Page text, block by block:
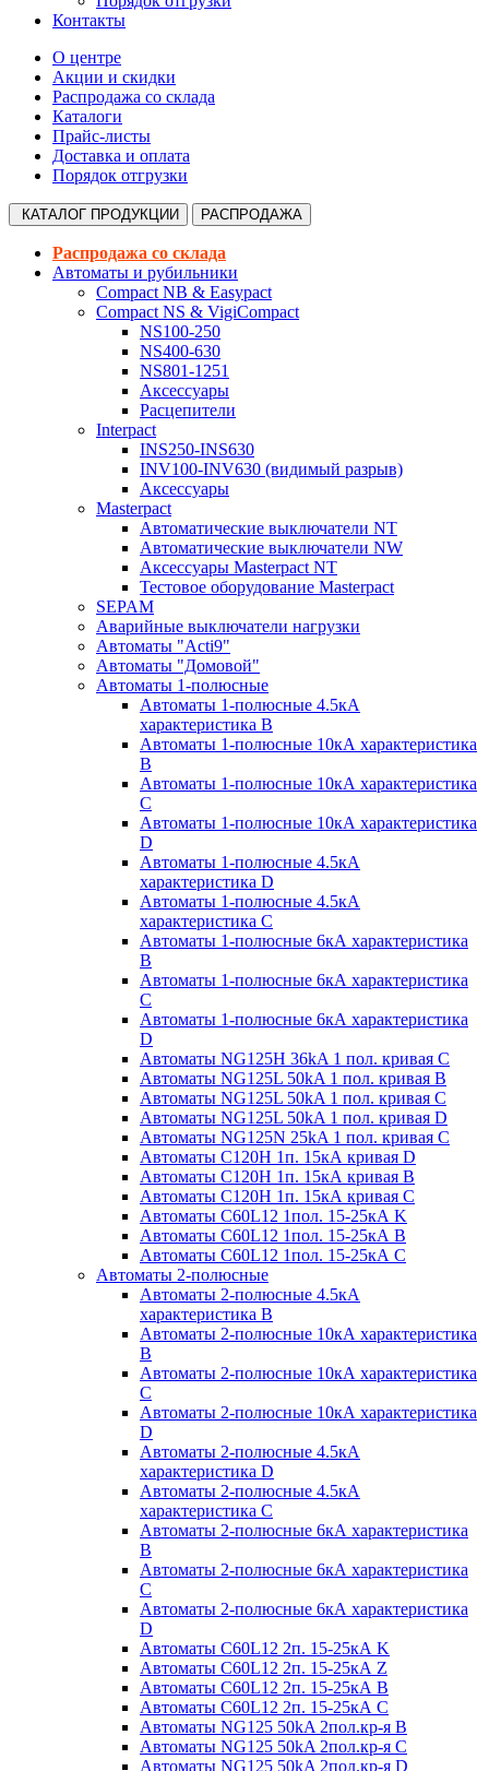
Контакты
О центре
Акции и скидки
Распродажа со склада
Каталоги
Прайс-листы
Доставка и оплата
Порядок отгрузки
КАТАЛОГ ПРОДУКЦИИ РАСПРОДАЖА
Распродажа со склада
Автоматы и рубильники
Compact NB & Easypact
Compact NS & VigiCompact
NS100-250
NS400-630
NS801-1251
Аксессуары
Расцепители
Interpact
INS250-INS630
INV100-INV630 (видимый разрыв)
Аксессуары
Masterpact
Автоматические выключатели NT
Автоматические выключатели NW
Аксессуары Masterpact NT
Тестовое оборудование Masterpact
SEPAM
Аварийные выключатели нагрузки
Автоматы "Acti9"
Автоматы "Домовой"
Автоматы 1-полюсные
Автоматы 1-полюсные 4.5кА
характеристика В
Автоматы 1-полюсные 10кА характеристика
B
Автоматы 1-полюсные 10кА характеристика
C
Автоматы 1-полюсные 10кА характеристика
D
Автоматы 1-полюсные 4.5кА
характеристика D
Автоматы 1-полюсные 4.5кА
характеристика С
Автоматы 1-полюсные 6кА характеристика
B
Автоматы 1-полюсные 6кА характеристика
C
Автоматы 1-полюсные 6кА характеристика
D
Автоматы NG125H 36kA 1 пол. кривая C
Автоматы NG125L 50kA 1 пол. кривая B
Автоматы NG125L 50kA 1 пол. кривая C
Автоматы NG125L 50kA 1 пол. кривая D
Автоматы NG125N 25kA 1 пол. кривая C
Автоматы С120H 1п. 15кА кривая D
Автоматы С120H 1п. 15кА кривая В
Автоматы С120H 1п. 15кА кривая С
Автоматы С60L12 1пол. 15-25кА K
Автоматы С60L12 1пол. 15-25кА В
Автоматы С60L12 1пол. 15-25кА С
Автоматы 2-полюсные
Автоматы 2-полюсные 4.5кА
характеристика В
Автоматы 2-полюсные 10кА характеристика
B
Автоматы 2-полюсные 10кА характеристика
C
Автоматы 2-полюсные 10кА характеристика
D
Автоматы 2-полюсные 4.5кА
характеристика D
Автоматы 2-полюсные 4.5кА
характеристика С
Автоматы 2-полюсные 6кА характеристика
B
Автоматы 2-полюсные 6кА характеристика
C
Автоматы 2-полюсные 6кА характеристика
D
Автоматы C60L12 2п. 15-25кА K
Автоматы C60L12 2п. 15-25кА Z
Автоматы C60L12 2п. 15-25кА B
Автоматы C60L12 2п. 15-25кА C
Автоматы NG125 50kA 2пол.кр-я B
Автоматы NG125 50kA 2пол.кр-я C
Автоматы NG125 50kA 2пол.кр-я D